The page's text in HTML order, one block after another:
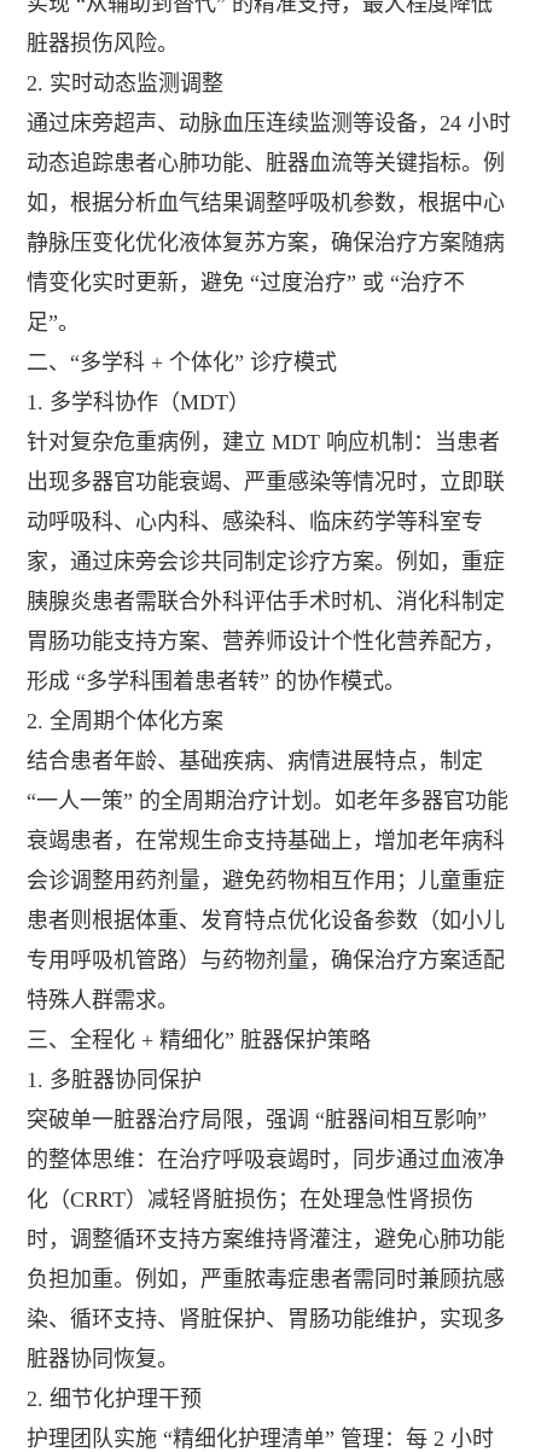
脏器损伤风险。
2. 实时动态监测调整
通过床旁超声、动脉血压连续监测等设备，24 小时
动态追踪患者心肺功能、脏器血流等关键指标。例
如，根据分析血气结果调整呼吸机参数，根据中心
静脉压变化优化液体复苏方案，确保治疗方案随病
情变化实时更新，避免 “过度治疗” 或 “治疗不
足”。
二、“多学科 + 个体化” 诊疗模式
1. 多学科协作（MDT）
针对复杂危重病例，建立 MDT 响应机制：当患者
出现多器官功能衰竭、严重感染等情况时，立即联
动呼吸科、心内科、感染科、临床药学等科室专
家，通过床旁会诊共同制定诊疗方案。例如，重症
胰腺炎患者需联合外科评估手术时机、消化科制定
胃肠功能支持方案、营养师设计个性化营养配方，
形成 “多学科围着患者转” 的协作模式。
2. 全周期个体化方案
结合患者年龄、基础疾病、病情进展特点，制定
“一人一策” 的全周期治疗计划。如老年多器官功能
衰竭患者，在常规生命支持基础上，增加老年病科
会诊调整用药剂量，避免药物相互作用；儿童重症
患者则根据体重、发育特点优化设备参数（如小儿
专用呼吸机管路）与药物剂量，确保治疗方案适配
特殊人群需求。
三、全程化 + 精细化” 脏器保护策略
1. 多脏器协同保护
突破单一脏器治疗局限，强调 “脏器间相互影响”
的整体思维：在治疗呼吸衰竭时，同步通过血液净
化（CRRT）减轻肾脏损伤；在处理急性肾损伤
时，调整循环支持方案维持肾灌注，避免心肺功能
负担加重。例如，严重脓毒症患者需同时兼顾抗感
染、循环支持、肾脏保护、胃肠功能维护，实现多
脏器协同恢复。
2. 细节化护理干预
护理团队实施 “精细化护理清单” 管理：每 2 小时